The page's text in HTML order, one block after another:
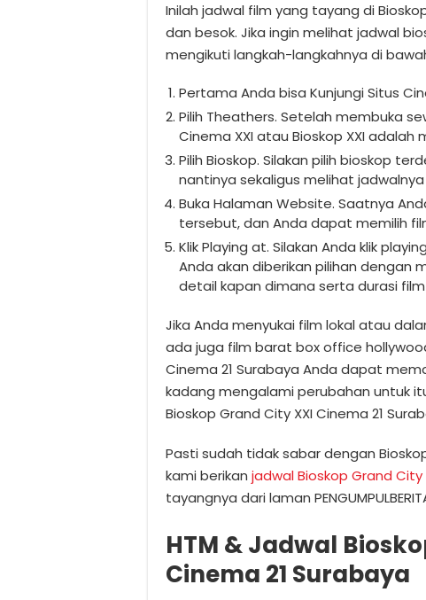
Inilah jadwal film yang tayang di
dan besok. Jika ingin melihat jadwal
mengikuti langkah-langkahnya di
Pertama Anda bisa Kunjungi Situs
Pilih Theathers. Setelah membuka
Cinema XXI atau Bioskop XXI
Pilih Bioskop. Silakan pilih bioskop
nantinya sekaligus melihat jadwalnya
Buka Halaman Website. Saatnya
tersebut, dan Anda dapat memilih
Klik Playing at. Silakan Anda klik
Anda akan diberikan pilihan dengan
detail kapan dimana serta durasi
Jika Anda menyukai film lokal atau
ada juga film barat box office
Cinema 21 Surabaya Anda dapat
kadang mengalami perubahan untuk
Bioskop Grand City XXI Cinema 21
Pasti sudah tidak sabar dengan
kami berikan jadwal Bioskop Grand City
tayangnya dari laman
HTM & Jadwal
Cinema 21 Surabaya